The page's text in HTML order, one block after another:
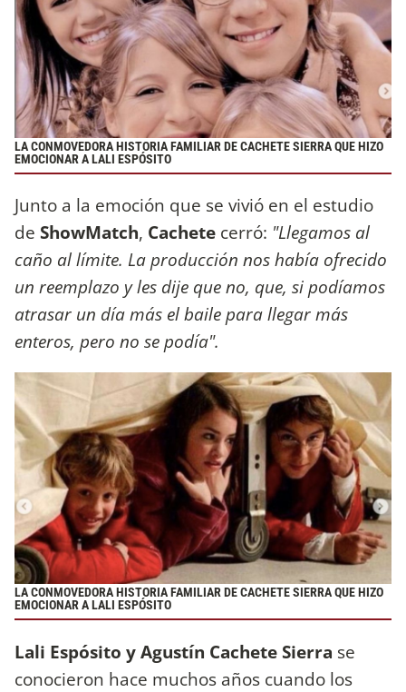
LA CONMOVEDORA HISTORIA FAMILIAR DE CACHETE SIERRA QUE HIZO
EMOCIONAR A LALI ESPÓSITO
Junto a la emoción que se vivió en el estudio
de ShowMatch, Cachete cerró: "Llegamos al
caño al límite. La producción nos había ofrecido
un reemplazo y les dije que no, que, si podíamos
atrasar un día más el baile para llegar más
enteros, pero no se podía".
LA CONMOVEDORA HISTORIA FAMILIAR DE CACHETE SIERRA QUE HIZO
EMOCIONAR A LALI ESPÓSITO
Lali Espósito y Agustín Cachete Sierra se
conocieron hace muchos años cuando los